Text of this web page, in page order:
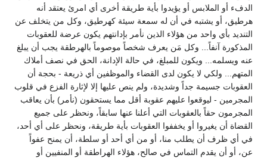
الدفء أو الملابس أو يؤيدوا بأية طريقة أخرى أي امرئ يعتقد أنه
هرطيق، أو يشتبه في أن له سمعة سيئة كهرطيق، وكل من يتخلف عن
التنديد بأي واحد من هؤلاء الذين نأمر بإدانتهم يكون عرضة للعقوبات
المذكورة آنفاً... وكل مَن يعرف شخصاً موصوماً بالهرطقة يجب أن يبلغ
عنه ويسلمه... ويكون للمبلغ، في حالة الإدانة، الحق في نصف أملاك
المتهم... ولكي لا يكون لدى القضاء والموظفين أي ذريعة - بحجة أن
العقوبات جسيمة جداً وشديدة، ولم ينص عليها إلا لإثارة الفزع في قلوب
المجرمين - ليوقعوا عليهم عقوبة أقل مما يستحقون (نأمر) بأن يعاقب
المجرمون حقاً بالعقوبات التي أعلنا عنها سابقاً، ونحظر على جميع
القضاة أن يغيروا أو يخففوا العقوبات بأية طريقة، ونحظر على أي أحد،
في أي ظرف أن يطلب منا، أو من أي أحد أو سلطة، أن يمنح عفواً
عن، أو أن يقدم التماس في صالح، هؤلاء الهراطقة أو المنفيين أو